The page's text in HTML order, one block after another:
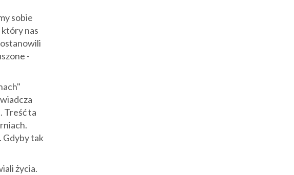
sobie
który nas
-
Treść ta
Gdyby tak
życia.